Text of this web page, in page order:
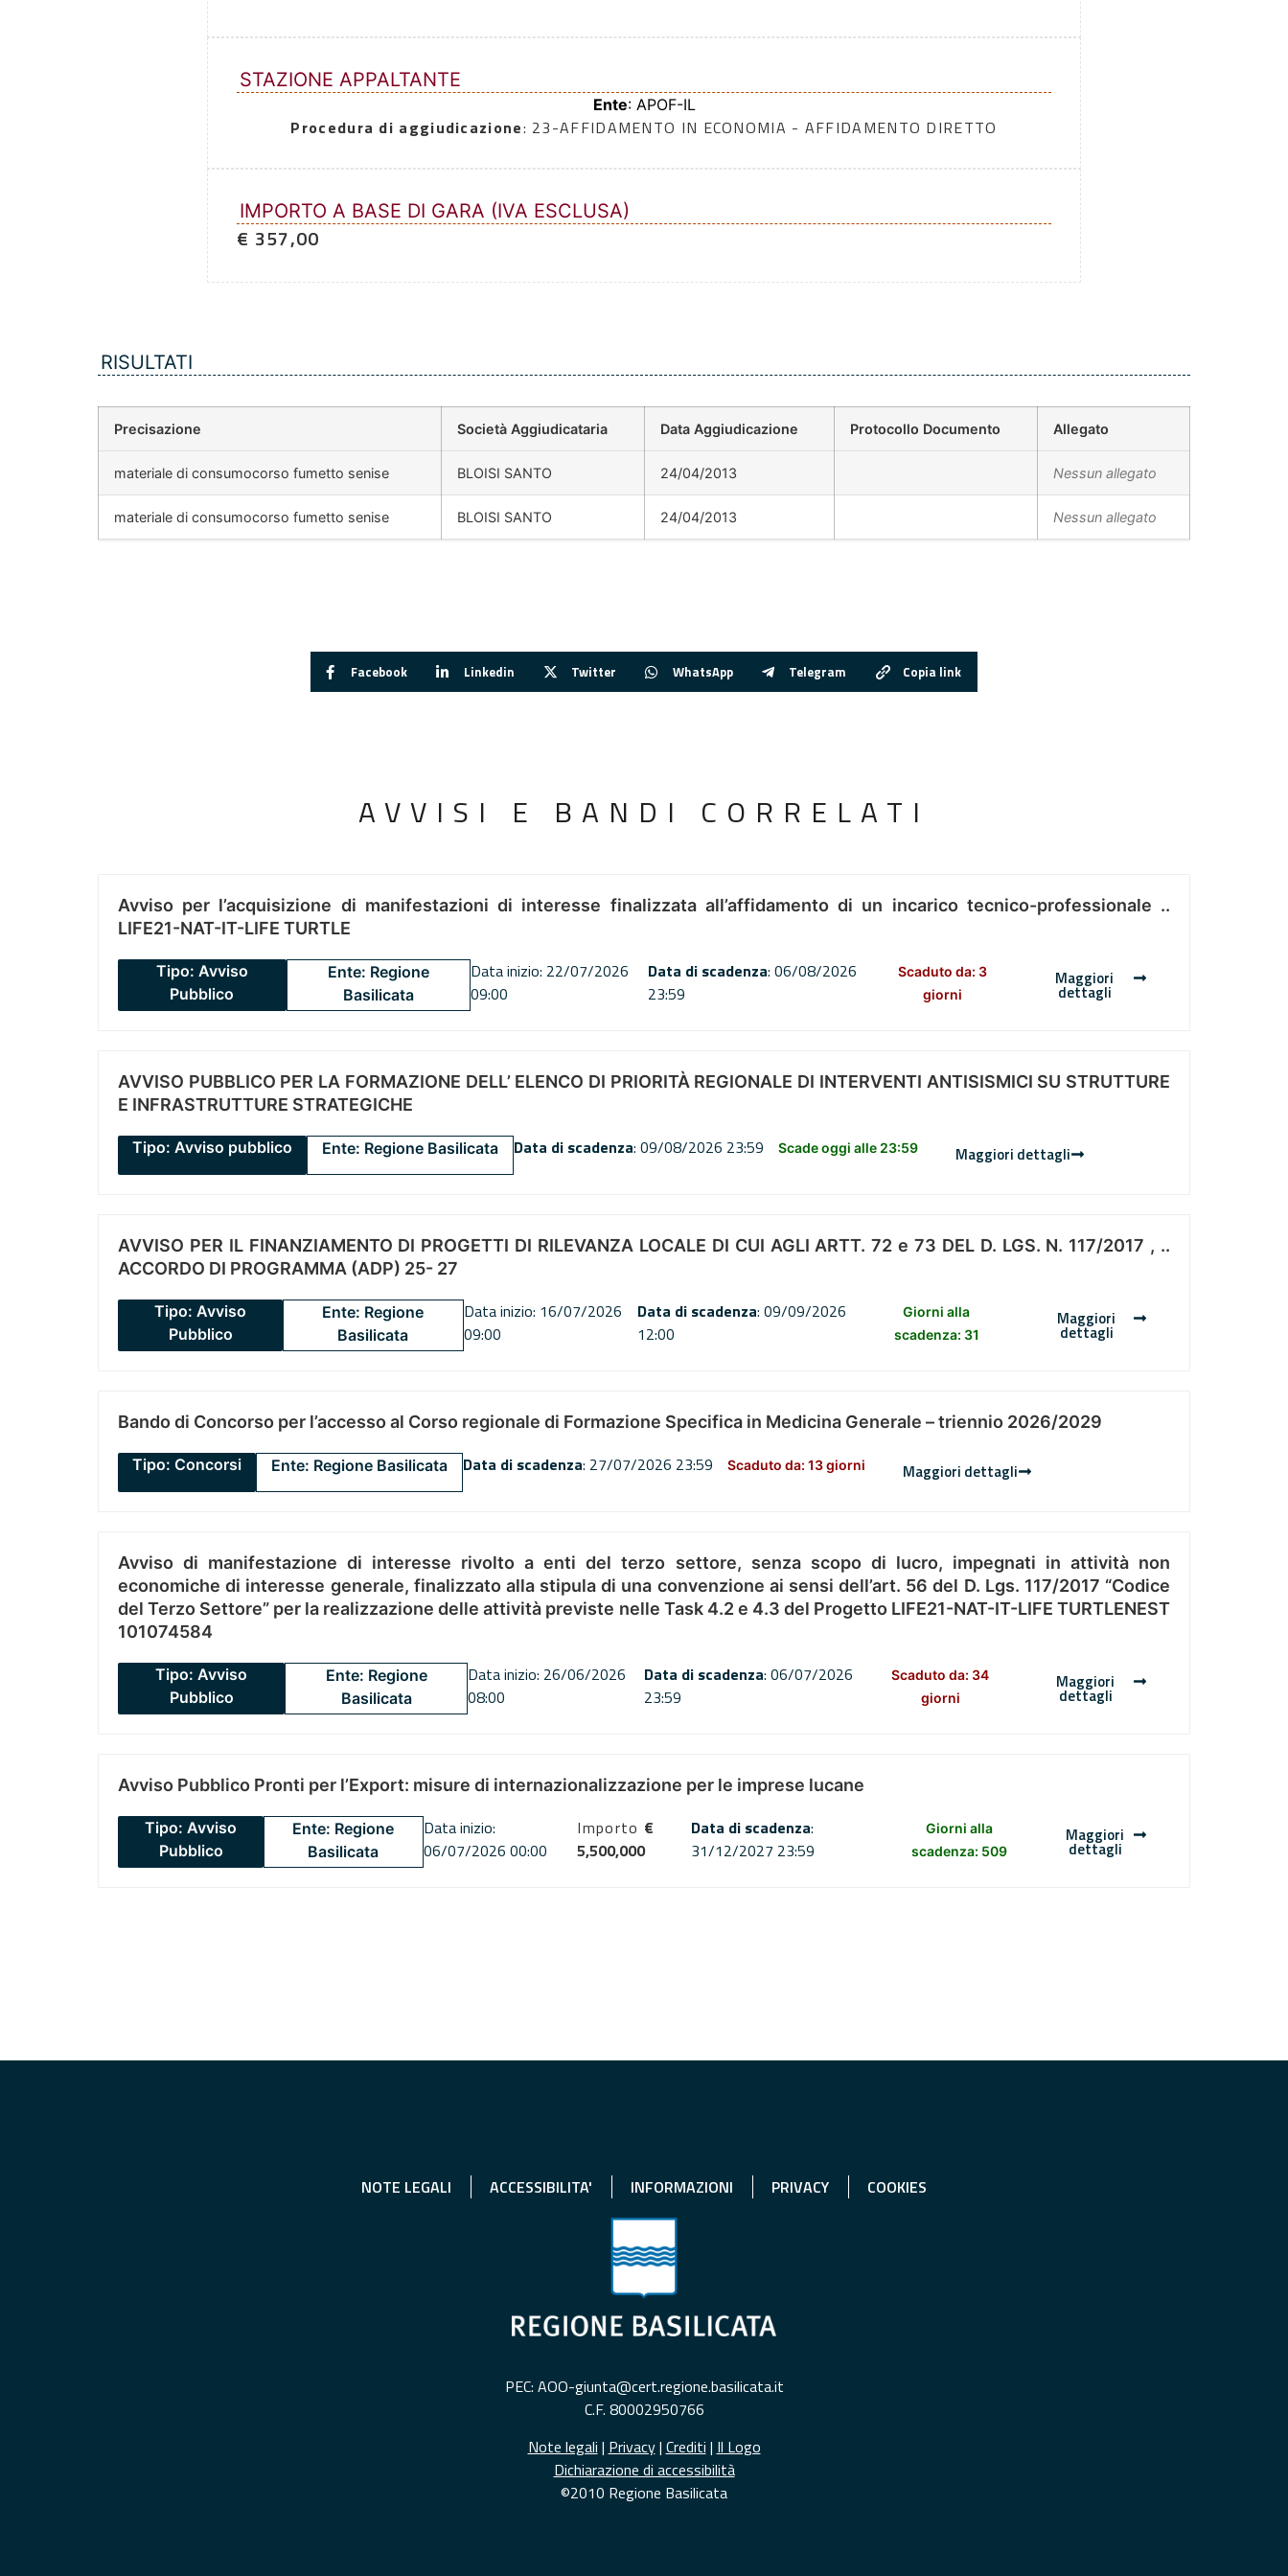
STAZIONE APPALTANTE
Ente: APOF-IL
Procedura di aggiudicazione: 23-AFFIDAMENTO IN ECONOMIA - AFFIDAMENTO DIRETTO
IMPORTO A BASE DI GARA (IVA ESCLUSA)
€ 357,00
RISULTATI
Precisazione Società Aggiudicataria Data Aggiudicazione Protocollo Documento Allegato
materiale di consumocorso fumetto senise BLOISI SANTO 24/04/2013 Nessun allegato
materiale di consumocorso fumetto senise BLOISI SANTO 24/04/2013 Nessun allegato
Facebook Linkedin Twitter WhatsApp Telegram Copia link
AVVISI E BANDI CORRELATI
Avviso per l’acquisizione di manifestazioni di interesse finalizzata all’affidamento di un incarico tecnico-professionale ..
LIFE21-NAT-IT-LIFE TURTLE
Tipo: Avviso
Pubblico
Ente: Regione
Basilicata
Data inizio: 22/07/2026
09:00
Data di scadenza: 06/08/2026
23:59
Scaduto da: 3
giorni
Maggiori
dettagli
AVVISO PUBBLICO PER LA FORMAZIONE DELL’ ELENCO DI PRIORITÀ REGIONALE DI INTERVENTI ANTISISMICI SU STRUTTURE
E INFRASTRUTTURE STRATEGICHE
Tipo: Avviso pubblico Ente: Regione Basilicata Data di scadenza: 09/08/2026 23:59 Scade oggi alle 23:59 Maggiori dettagli
AVVISO PER IL FINANZIAMENTO DI PROGETTI DI RILEVANZA LOCALE DI CUI AGLI ARTT. 72 e 73 DEL D. LGS. N. 117/2017 , ..
ACCORDO DI PROGRAMMA (ADP) 25- 27
Tipo: Avviso
Pubblico
Ente: Regione
Basilicata
Data inizio: 16/07/2026
09:00
Data di scadenza: 09/09/2026
12:00
Giorni alla
scadenza: 31
Maggiori
dettagli
Bando di Concorso per l’accesso al Corso regionale di Formazione Specifica in Medicina Generale – triennio 2026/2029
Tipo: Concorsi Ente: Regione Basilicata Data di scadenza: 27/07/2026 23:59 Scaduto da: 13 giorni Maggiori dettagli
Avviso di manifestazione di interesse rivolto a enti del terzo settore, senza scopo di lucro, impegnati in attività non
economiche di interesse generale, finalizzato alla stipula di una convenzione ai sensi dell’art. 56 del D. Lgs. 117/2017 “Codice
del Terzo Settore” per la realizzazione delle attività previste nelle Task 4.2 e 4.3 del Progetto LIFE21-NAT-IT-LIFE TURTLENEST
101074584
Tipo: Avviso
Pubblico
Ente: Regione
Basilicata
Data inizio: 26/06/2026
08:00
Data di scadenza: 06/07/2026
23:59
Scaduto da: 34
giorni
Maggiori
dettagli
Avviso Pubblico Pronti per l’Export: misure di internazionalizzazione per le imprese lucane
Tipo: Avviso
Pubblico
Ente: Regione
Basilicata
Data inizio:
06/07/2026 00:00
Importo €
5,500,000
Data di scadenza:
31/12/2027 23:59
Giorni alla
scadenza: 509
Maggiori
dettagli
NOTE LEGALI ACCESSIBILITA' INFORMAZIONI PRIVACY COOKIES
PEC: AOO-giunta@cert.regione.basilicata.it
C.F. 80002950766
Note legali | Privacy| Crediti | Il Logo
Dichiarazione di accessibilità
©2010 Regione Basilicata